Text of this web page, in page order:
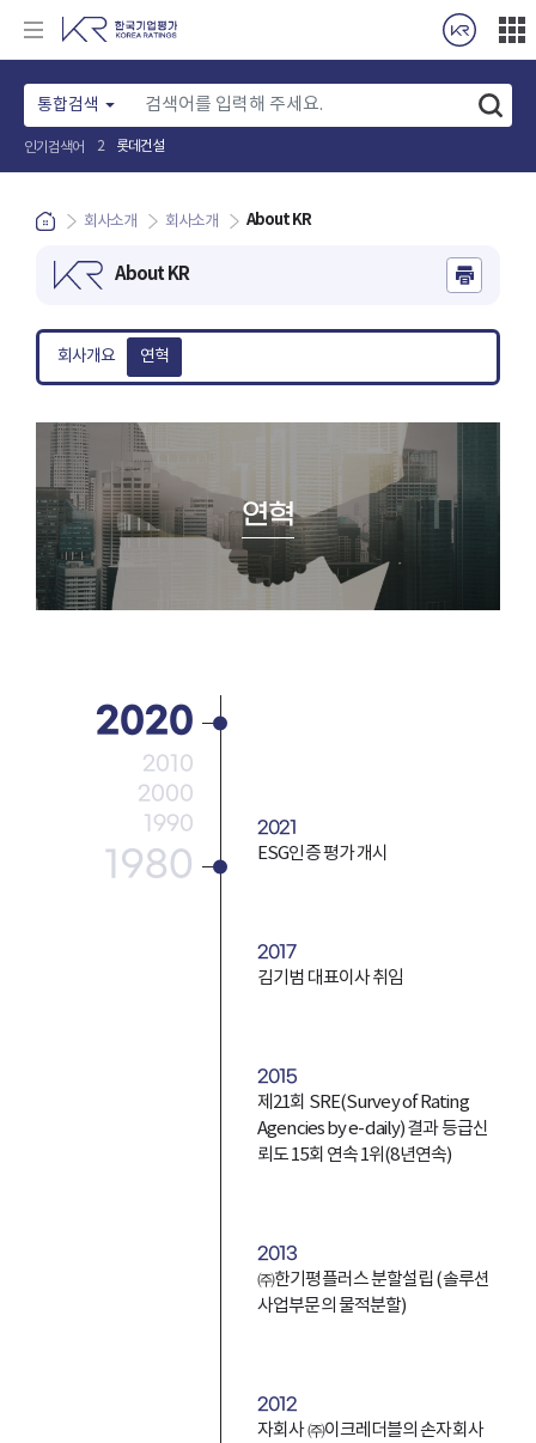
통합검색
인기검색어
3 현대건설
회사소개 회사소개 About KR
About KR
회사개요 연혁
연혁
2020
2010
2000
1990
1980
2021
ESG인증 평가 개시
2017
김기범 대표이사 취임
2015
제21회 SRE(Survey of Rating
Agencies by e-daily) 결과 등급신
뢰도 15회 연속 1위(8년연속)
2013
㈜한기평플러스 분할설립 (솔루션
사업부문의 물적분할)
2012
자회사 ㈜이크레더블의 손자회사